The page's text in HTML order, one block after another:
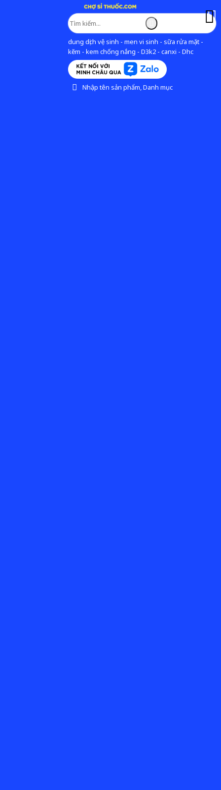
dung dịch vệ sinh - men vi sinh - sữa rửa mặt -
kẽm - kem chống nắng - D3k2 - canxi - Dhc
Nhập tên sản phẩm, Danh mục